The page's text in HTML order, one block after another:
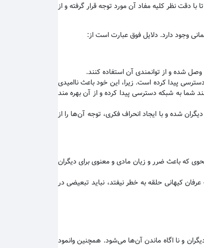
با دقت نظر کلیه مفاد آن مورد توجه قرار گرفته و از
وجود دارد. دلایل فوق عبارت است از:
شده و از توانمندی آن استفاده کنند.
پیدا کرده است. زیرا، این خود باعث ناامیدی
شما به شبکه دسترسی پیدا کرده و از آن بهره مند
شده و با ایجاد انحراف فکری، توجه آن‌ها را از
که باعث ضرر و زیان مادی و معنوی برای دیگران
کیهانی حلقه به خطر نیفتد، نباید تبعیضی در
و نا اگاه ماندن آن‌ها می‌شود. همچنین وانمود